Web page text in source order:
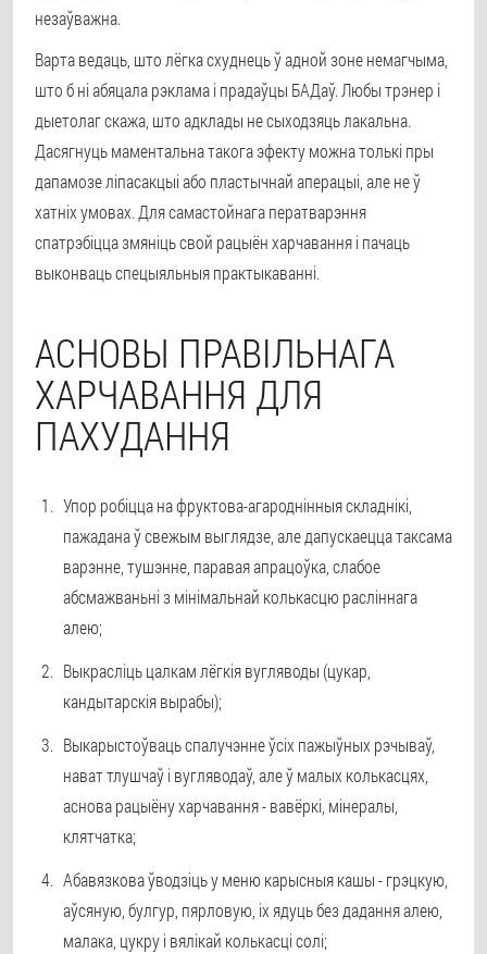
незаўважна.
Варта ведаць, што лёгка схуднець ў адной зоне немагчыма,
што б ні абяцала рэклама і прадаўцы БАДаў. Любы трэнер і
дыетолаг скажа, што адклады не сыходзяць лакальна.
Дасягнуць маментальна такога эфекту можна толькі пры
дапамозе ліпасакцыі або пластычнай аперацыі, але не ў
хатніх умовах. Для самастойнага ператварэння
спатрэбіцца змяніць свой рацыён харчавання і пачаць
выконваць спецыяльныя практыкаванні.
АСНОВЫ ПРАВІЛЬНАГА
ХАРЧАВАННЯ ДЛЯ
ПАХУДАННЯ
Упор робіцца на фруктова-агароднінныя складнікі,
пажадана ў свежым выглядзе, але дапускаецца таксама
варэнне, тушэнне, паравая апрацоўка, слабое
абсмажваньні з мінімальнай колькасцю расліннага
алею;
Выкрасліць цалкам лёгкія вугляводы (цукар,
кандытарскія вырабы);
Выкарыстоўваць спалучэнне ўсіх пажыўных рэчываў,
нават тлушчаў і вугляводаў, але ў малых колькасцях,
аснова рацыёну харчавання - вавёркі, мінералы,
клятчатка;
Абавязкова ўводзіць у меню карысныя кашы - грэцкую,
аўсяную, булгур, пярловую, іх ядуць без дадання алею,
малака, цукру і вялікай колькасці солі;